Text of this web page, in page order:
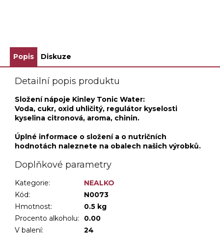
Popis Diskuze
Detailní popis produktu
Složení nápoje Kinley Tonic Water:
Voda, cukr, oxid uhličitý, regulátor kyselosti
kyselina citronová, aroma, chinin.
Úplné informace o složení a o nutričních
hodnotách naleznete na obalech našich výrobků.
Doplňkové parametry
Kategorie:
NEALKO
Kód:
N0073
Hmotnost:
0.5 kg
Procento alkoholu:
0.00
V balení:
24